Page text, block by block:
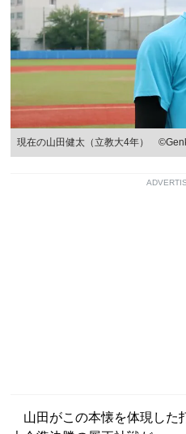
現在の山田健太（立教大4年）
山田がこの本懐を体現した